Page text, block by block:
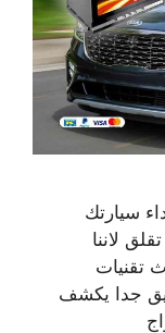
سيارتك
لاننا
تقنيات
جدا يكشف